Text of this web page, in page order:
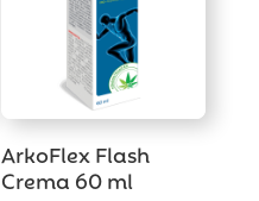
ArkoFlex Flash
Crema 60 ml